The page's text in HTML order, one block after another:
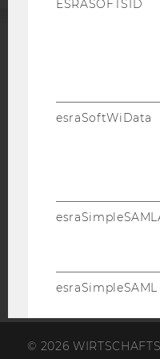
© 2026
ESRASOFTSID
esraSoftWiData
esraSimpleSAML